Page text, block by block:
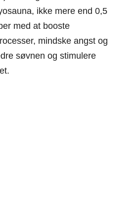
ikke mere end 0,5
med at booste
mindske angst og
søvnen og stimulere